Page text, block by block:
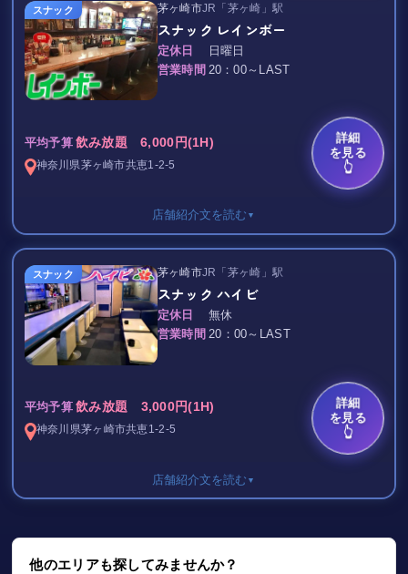
‥…━━━☆・‥…━━━☆・‥…━━━☆
★★★茅ヶ崎駅から徒歩約2分★★★
人気者マスターの愛する
40年ほど営業されている
茅ヶ崎でも超有名な老舗＊★
他ではない接客をお楽しみください。
笑顔が素敵すぎるマスターは実は…
元料亭屋さん♪
なんとなんと
あの横綱 千代の富士1戦1勝の
すごい経歴の持ち主なんです！＊
といたしましてイベントをしています♪
ポールダンスのショーや
スナック 茅ヶ崎市JR「茅ヶ崎」駅
スナック レインボー
定休日
日曜日
営業時間 20：00～LAST
平均予算 飲み放題 6,000円(1H)
神奈川県茅ヶ崎市共恵1-2-5
詳細
を見る
👆
店舗紹介文を読む ▼
｡.:*☆ レインボー☆ﾟ*:.｡
゜・*:.。..。.:*・゜・*:.。. .。.:*・゜゜・
茅ヶ崎駅から徒歩1分☆
茅ヶ崎の地で30周以上の老舗です…＊
ほんわかアットホームなお店がここに♪
レトロな癒し空間…
なかなかありません！！
スナック 茅ヶ崎市JR「茅ヶ崎」駅
スナック ハイビ
定休日
無休
営業時間 20：00～LAST
平均予算 飲み放題 3,000円(1H)
神奈川県茅ヶ崎市共恵1-2-5
詳細
を見る
👆
店舗紹介文を読む ▼
.:♪*:･’ﾟ♭.:*･♪’ﾟ｡.*#:･’ﾟ.:*♪:･’.:♪*:
他のエリアも探してみませんか？